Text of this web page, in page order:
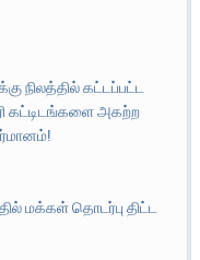
நிலத்தில் கட்டப்பட்ட
கட்டிடங்களை அகற்ற
மக்கள் தொடர்பு திட்ட